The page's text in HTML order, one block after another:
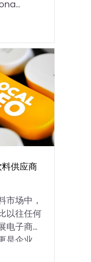
供应商
市场中，
以往任何
电子商店
企业…